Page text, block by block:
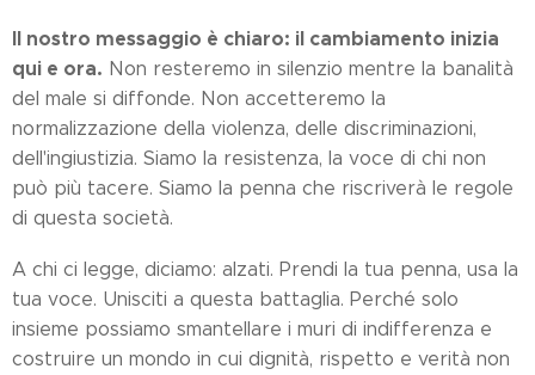
Il nostro messaggio è chiaro: il cambiamento inizia
qui e ora. Non resteremo in silenzio mentre la banalità
del male si diffonde. Non accetteremo la
normalizzazione della violenza, delle discriminazioni,
dell'ingiustizia. Siamo la resistenza, la voce di chi non
può più tacere. Siamo la penna che riscriverà le regole
di questa società.
A chi ci legge, diciamo: alzati. Prendi la tua penna, usa la
tua voce. Unisciti a questa battaglia. Perché solo
insieme possiamo smantellare i muri di indifferenza e
costruire un mondo in cui dignità, rispetto e verità non